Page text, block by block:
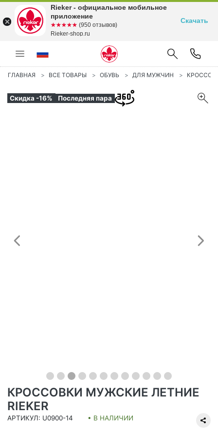
ГЛАВНАЯ ВСЕ ТОВАРЫ ОБУВЬ ДЛЯ МУЖЧИН
Скидка -16% Последняя пара
Предыдущий
КРОССОВКИ МУЖСКИЕ ЛЕТНИЕ
RIEKER
АРТИКУЛ: U0900-14 • В НАЛИЧИИ
Rieker - официальное мобильное
приложение
☆☆☆☆☆
★★★★★ (950 отзывов)
Rieker-shop.ru
Скачать